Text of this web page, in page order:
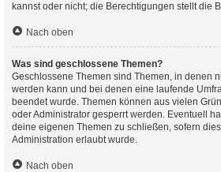
kannst oder nicht; die Berechtigungen stellt die
Nach oben
Was sind geschlossene Themen?
Geschlossene Themen sind Themen, in denen
werden kann und bei denen eine laufende
beendet wurde. Themen können aus vielen
oder Administrator gesperrt werden. Eventuell
deine eigenen Themen zu schließen, sofern
Administration erlaubt wurde.
Nach oben